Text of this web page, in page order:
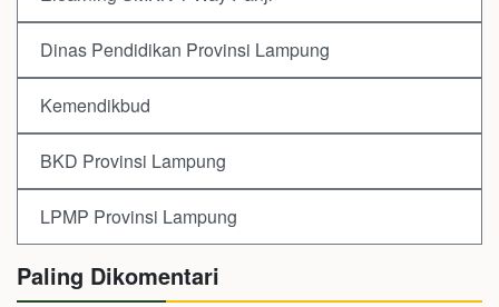
Dinas Pendidikan Provinsi Lampung
Kemendikbud
BKD Provinsi Lampung
LPMP Provinsi Lampung
Paling Dikomentari